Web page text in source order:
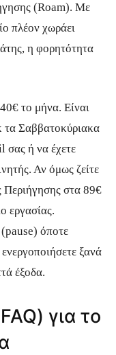
(Roam). Με
πλέον χωράει
η φορητότητα
το μήνα. Είναι
τα Σαββατοκύριακα
σας ή να έχετε
Αν όμως ζείτε
Περιήγησης στα 89€
εργασίας.
όποτε
ξανά
έξοδα.
για το